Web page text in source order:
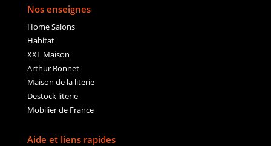
Nos enseignes
Home Salons
Habitat
XXL Maison
Arthur Bonnet
Maison de la literie
Destock literie
Mobilier de France
Aide et liens rapides